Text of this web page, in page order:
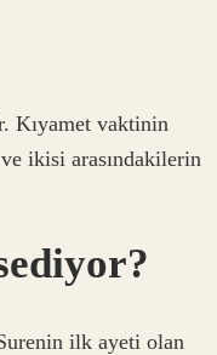
Kıyamet vaktinin
ikisi arasındakilerin
ilk ayeti olan